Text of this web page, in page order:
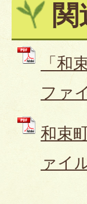
「和
ファ
和束
ァイ